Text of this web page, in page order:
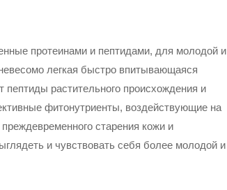
протеинами и пептидами, для молодой и
легкая быстро впитывающаяся
пептиды растительного происхождения и
фитонутриенты, воздействующие на
старения кожи и
и чувствовать себя более молодой и